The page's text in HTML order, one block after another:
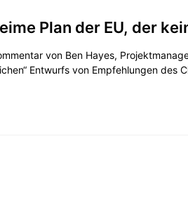
Plan der EU, der
von Ben Hayes,
Entwurfs von Empfehlungen